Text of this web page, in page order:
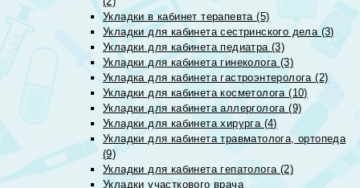
Укладки в кабинет терапевта (5)
Укладки для кабинета сестринского дела (3)
Укладки для кабинета педиатра (3)
Укладки для кабинета гинеколога (3)
Укладка для кабинета гастроэнтеролога (2)
Укладки для кабинета косметолога (10)
Укладки для кабинета аллерголога (9)
Укладки для кабинета хирурга (4)
Укладки для кабинета травматолога, ортопеда
(9)
Укладки для кабинета гепатолога (2)
Укладки участкового врача